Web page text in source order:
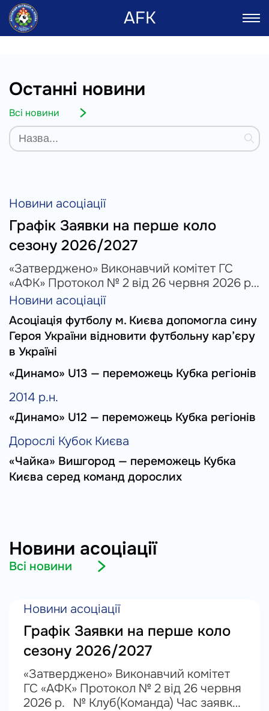
AFK
Останні новини
Всі новини
Новини асоціації
Графік Заявки на перше коло
сезону 2026/2027
«Затверджено» Виконавчий комітет ГС
«АФК» Протокол № 2 від 26 червня 2026 р.
№ Клуб(Команда) Час заявки
03.08.2026 (понеділок) 1 ФК Красна, Інтер,
Верес-Ірпінь 10.00-12.00 2 Десна, Пантера
12.00-14.00 3...
Новини асоціації
Асоціація футболу м. Києва допомогла сину
Героя України відновити футбольну кар’єру
в Україні
«Динамо» U13 — переможець Кубка регіонів
2014 р.н.
«Динамо» U12 — переможець Кубка регіонів
Дорослі Кубок Києва
«Чайка» Вишгород — переможець Кубка
Києва серед команд дорослих
Новини асоціації
Всі новини
Новини асоціації
Графік Заявки на перше коло
сезону 2026/2027
«Затверджено» Виконавчий комітет
ГС «АФК» Протокол № 2 від 26 червня
2026 р. № Клуб(Команда) Час заявки